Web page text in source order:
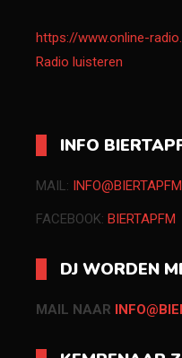
https://www.online-
Radio luisteren
INFO
MAIL:
FACEBOOK: BIERTAPFM
DJ WORDEN
MAIL NAAR